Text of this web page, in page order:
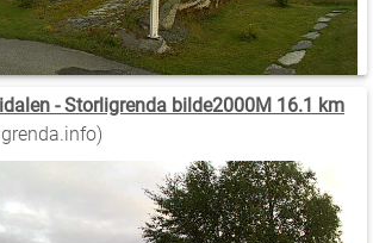
- Storligrenda bilde2000M 16.1 km